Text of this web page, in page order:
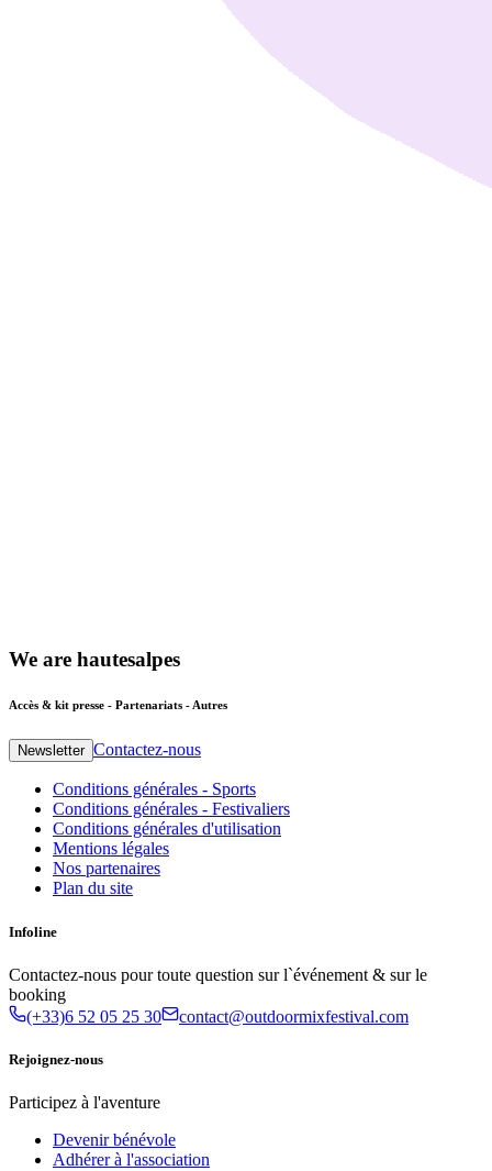
We are hautesalpes
Accès & kit presse - Partenariats - Autres
Newsletter Contactez-nous
Conditions générales - Sports
Conditions générales - Festivaliers
Conditions générales d'utilisation
Mentions légales
Nos partenaires
Plan du site
Infoline
Contactez-nous pour toute question sur l`événement & sur le
booking
(+33)6 52 05 25 30
contact@outdoormixfestival.com
Rejoignez-nous
Participez à l'aventure
Devenir bénévole
Adhérer à l'association